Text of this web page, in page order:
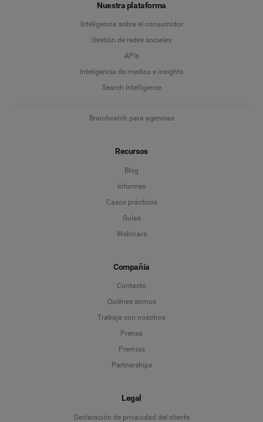
Nuestra plataforma
Inteligencia sobre el consumidor
Gestión de redes sociales
APIs
Inteligencia de medios e insights
Search Intelligence
Brandwatch para agencias
Recursos
Blog
Informes
Casos prácticos
Guías
Webinars
Compañía
Contacto
Quiénes somos
Trabaja con nosotros
Prensa
Premios
Partnerships
Legal
Declaración de privacidad del cliente